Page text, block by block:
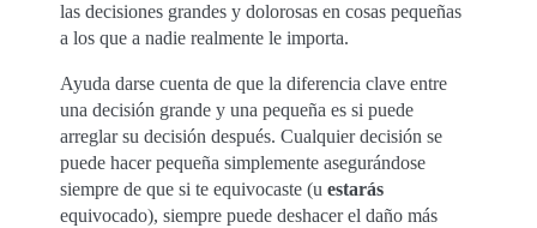
las decisiones grandes y dolorosas en cosas pequeñas
a los que a nadie realmente le importa.
Ayuda darse cuenta de que la diferencia clave entre
una decisión grande y una pequeña es si puede
arreglar su decisión después. Cualquier decisión se
puede hacer pequeña simplemente asegurándose
siempre de que si te equivocaste (u estarás
equivocado), siempre puede deshacer el daño más